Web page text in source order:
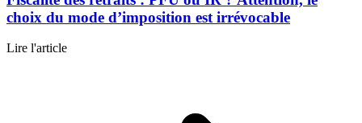
choix du mode d’imposition est irrévocable
Lire l'article